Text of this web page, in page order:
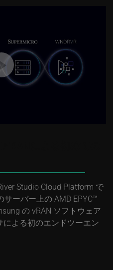
Studio Cloud Platform で
ーバー上の AMD EPYC™
の vRAN ソフトウェア
による初のエンドツーエン